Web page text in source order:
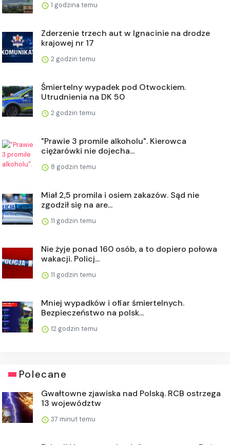
1 godzina temu
Zderzenie trzech aut w Ignacinie na drodze
krajowej nr 17
2 godzin temu
Śmiertelny wypadek pod Otwockiem.
Utrudnienia na DK 50
2 godzin temu
"Prawie 3 promile alkoholu". Kierowca
ciężarówki nie dojecha...
8 godzin temu
Miał 2,5 promila i osiem zakazów. Sąd nie
zgodził się na are...
11 godzin temu
Nie żyje ponad 160 osób, a to dopiero połowa
wakacji. Policj...
11 godzin temu
Mniej wypadków i ofiar śmiertelnych.
Bezpieczeństwo na polsk...
12 godzin temu
Polecane
Gwałtowne zjawiska nad Polską. RCB ostrzega
13 województw
37 minut temu